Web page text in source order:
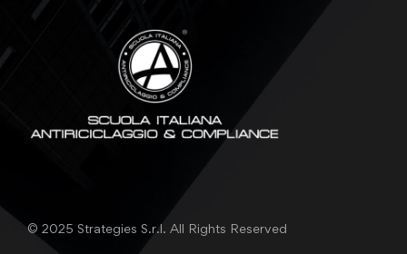
© 2025 Strategies S.r.l. All Rights Reserved